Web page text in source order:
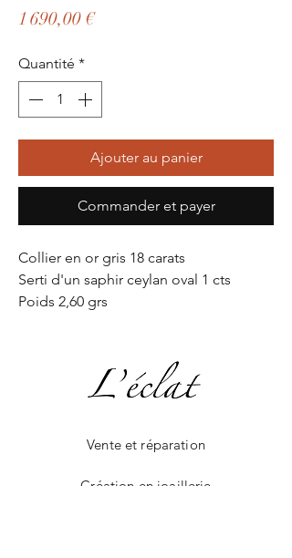
1 690,00 €Prix
Quantité *
Ajouter au panier
Commander et payer
Collier en or gris 18 carats
Serti d'un saphir ceylan oval 1 cts
Poids 2,60 grs
Vente et réparation
Création en joaillerie